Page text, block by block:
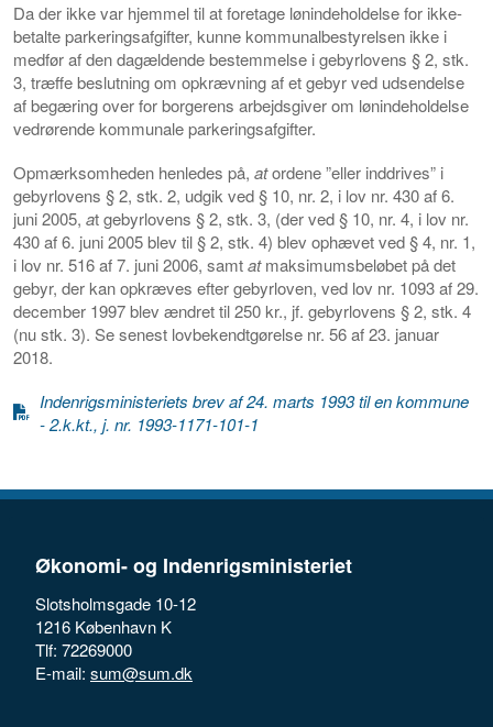
Da der ikke var hjemmel til at foretage lønindeholdelse for ikke-
betalte parkeringsafgifter, kunne kommunalbestyrelsen ikke i
medfør af den dagældende bestemmelse i gebyrlovens § 2, stk.
3, træffe beslutning om opkrævning af et gebyr ved udsendelse
af begæring over for borgerens arbejdsgiver om lønindeholdelse
vedrørende kommunale parkeringsafgifter.
Opmærksomheden henledes på, atordene ”eller inddrives” i
gebyrlovens § 2, stk. 2, udgik ved § 10, nr. 2, i lov nr. 430 af 6.
juni 2005, at gebyrlovens § 2, stk. 3, (der ved § 10, nr. 4, i lov nr.
430 af 6. juni 2005 blev til § 2, stk. 4) blev ophævet ved § 4, nr. 1,
i lov nr. 516 af 7. juni 2006, samtatmaksimumsbeløbet på det
gebyr, der kan opkræves efter gebyrloven, ved lov nr. 1093 af 29.
december 1997 blev ændret til 250 kr., jf. gebyrlovens § 2, stk. 4
(nu stk. 3). Se senest lovbekendtgørelse nr. 56 af 23. januar
2018.
Indenrigsministeriets brev af 24. marts 1993 til en kommune
- 2.k.kt., j. nr. 1993-1171-101-1
Økonomi- og Indenrigsministeriet
Slotsholmsgade 10-12
1216 København K
Tlf: 72269000
E-mail: sum@sum.dk